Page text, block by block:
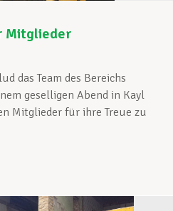
Mitglieder
das Team des Bereichs
geselligen Abend in Kayl
Mitglieder für ihre Treue zu